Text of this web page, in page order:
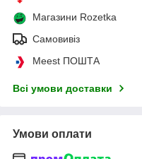
Магазини Rozetka
Самовивіз
Meest ПОШТА
Всі умови доставки
Умови оплати